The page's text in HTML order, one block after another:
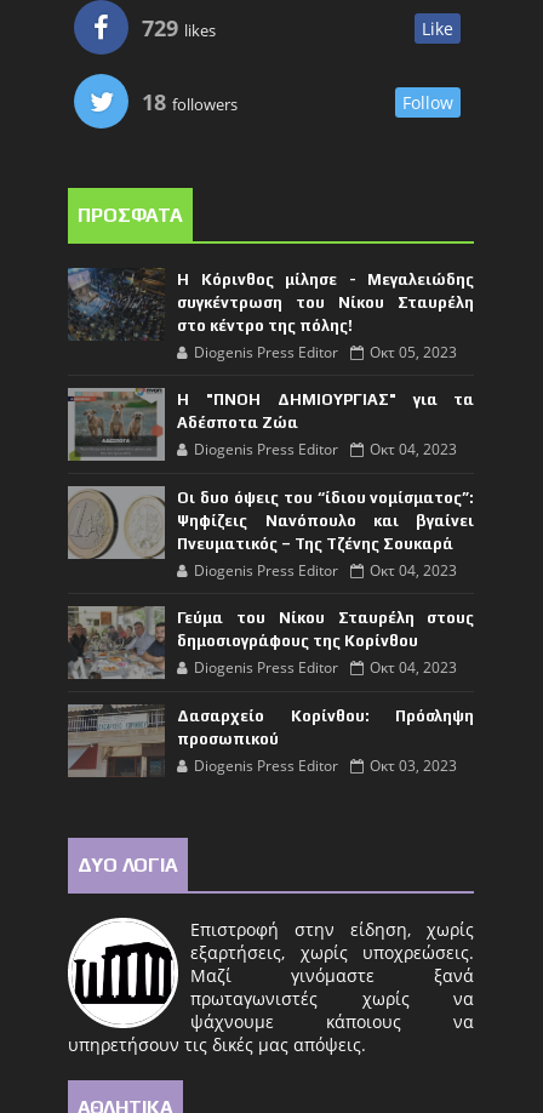
729 likes Like
18 followers Follow
ΠΡΟΣΦΑΤΑ
Η Κόρινθος μίλησε - Μεγαλειώδης
συγκέντρωση του Νίκου Σταυρέλη
στο κέντρο της πόλης!
Diogenis Press Editor Οκτ 05, 2023
Η "ΠΝΟΗ ΔΗΜΙΟΥΡΓΙΑΣ" για τα
Αδέσποτα Ζώα
Diogenis Press Editor Οκτ 04, 2023
Οι δυο όψεις του “ίδιου νομίσματος”:
Ψηφίζεις Νανόπουλο και βγαίνει
Πνευματικός – Της Τζένης Σουκαρά
Diogenis Press Editor Οκτ 04, 2023
Γεύμα του Νίκου Σταυρέλη στους
δημοσιογράφους της Κορίνθου
Diogenis Press Editor Οκτ 04, 2023
Δασαρχείο Κορίνθου: Πρόσληψη
προσωπικού
Diogenis Press Editor Οκτ 03, 2023
ΔΥΟ ΛΟΓΙΑ
Επιστροφή στην είδηση, χωρίς
εξαρτήσεις, χωρίς υποχρεώσεις.
Μαζί γινόμαστε ξανά
πρωταγωνιστές χωρίς να
ψάχνουμε κάποιους να
υπηρετήσουν τις δικές μας απόψεις.
ΑΘΛΗΤΙΚΑ